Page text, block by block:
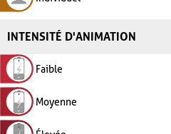
INTENSITÉ D'ANIMATION
Faible
Moyenne